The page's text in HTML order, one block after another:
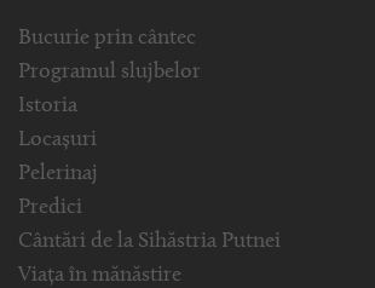
Bucurie prin cântec
Programul slujbelor
Istoria
Locașuri
Pelerinaj
Predici
Cântări de la Sihăstria Putnei
Viața în mănăstire